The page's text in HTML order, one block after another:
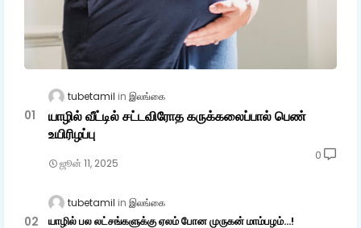
tubetamil இலங்கை
யாழில் வீட்டில் சட்டவிரோத கருக்கலைப்பால் பெண்
உயிரிழப்பு
ஜூன் 11, 2025
0
tubetamil இலங்கை
யாழில் பல லட்சங்களுக்கு ஏலம் போன முருகன் மாம்பழம்...!